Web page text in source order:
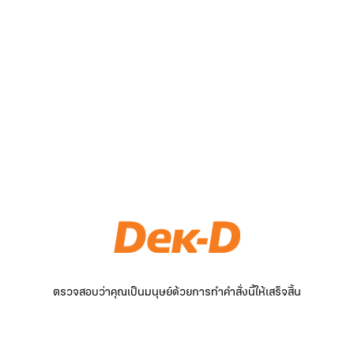
ตรวจสอบว่าคุณเป็นมนุษย์ด้วยการทำคำสั่งนี้ให้เสร็จสิ้น